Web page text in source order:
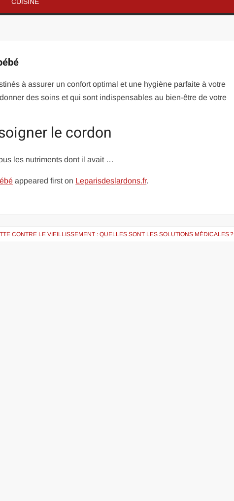
à assurer un confort optimal et une hygiène parfaite à votre
des soins et qui sont indispensables au bien-être de votre
le cordon
les nutriments dont il avait …
appeared first on Leparisdeslardons.fr.
CONTRE LE VIEILLISSEMENT : QUELLES SONT LES SOLUTIONS MÉDICALES ?